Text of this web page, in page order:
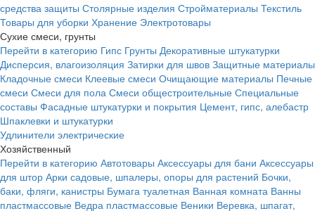
средства защиты Столярные изделия Стройматериалы Текстиль
Товары для уборки Хранение Электротовары
Сухие смеси, грунты
Перейти в категорию Гипс Грунты Декоративные штукатурки
Дисперсия, влагоизоляция Затирки для швов Защитные материалы
Кладочные смеси Клеевые смеси Очищающие материалы Печные
смеси Смеси для пола Смеси общестроительные Специальные
составы Фасадные штукатурки и покрытия Цемент, гипс, алебастр
Шпаклевки и штукатурки
Удлинители электрические
Хозяйственный
Перейти в категорию Автотовары Аксессуары для бани Аксессуары
для штор Арки садовые, шпалеры, опоры для растений Бочки,
баки, фляги, канистры Бумага туалетная Ванная комната Ванны
пластмассовые Ведра пластмассовые Веники Веревка, шпагат,